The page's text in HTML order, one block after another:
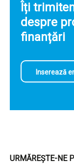
Îți
despre
finanțări
URMĂREȘTE-NE